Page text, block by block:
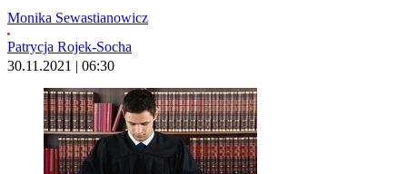
Monika Sewastianowicz
Patrycja Rojek-Socha
30.11.2021 | 06:30